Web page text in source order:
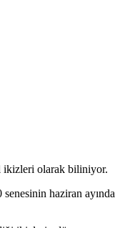
ikizleri olarak biliniyor.
haziran ayında